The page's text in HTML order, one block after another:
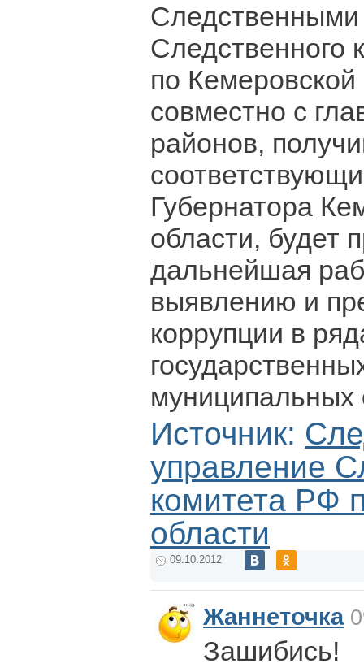
Следственными
Следственного
по Кемеровской
совместно с
районов,
Губернатора
области, будет
дальнейшая
выявлению и
коррупции в
Источник:
управление
комитета РФ
области
09.10.2012
Жаннеточка
Зашибись!